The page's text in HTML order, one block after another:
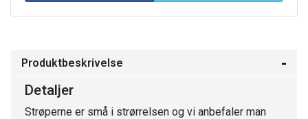
Produktbeskrivelse
Detaljer
Strøperne er små i strørrelsen og vi anbefaler man